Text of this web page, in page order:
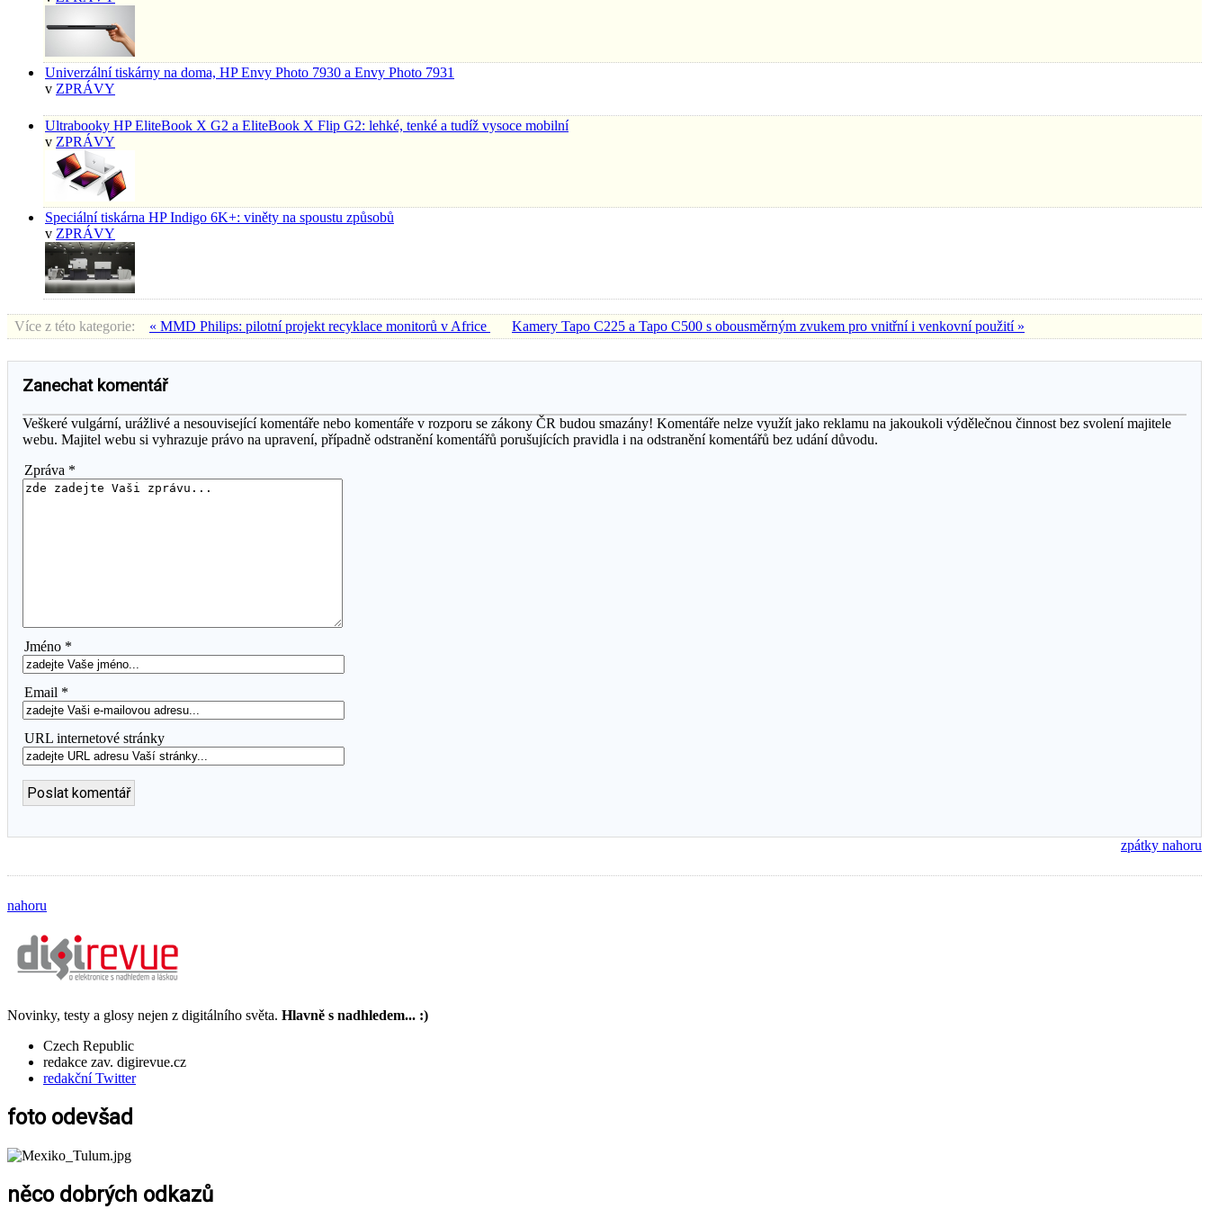
Univerzální tiskárny na doma, HP Envy Photo 7930 a Envy Photo 7931
v ZPRÁVY
Ultrabooky HP EliteBook X G2 a EliteBook X Flip G2: lehké, tenké a tudíž vysoce mobilní
v ZPRÁVY
Speciální tiskárna HP Indigo 6K+: viněty na spoustu způsobů
v ZPRÁVY
Více z této kategorie: « MMD Philips: pilotní projekt recyklace monitorů v Africe Kamery Tapo C225 a Tapo C500 s obousměrným zvukem pro vnitřní i venkovní použití »
Zanechat komentář
Veškeré vulgární, urážlivé a nesouvisející komentáře nebo komentáře v rozporu se zákony ČR budou smazány! Komentáře nelze využít jako reklamu na jakoukoli výdělečnou činnost bez svolení majitele
webu. Majitel webu si vyhrazuje právo na upravení, případně odstranění komentářů porušujících pravidla i na odstranění komentářů bez udání důvodu.
Zpráva *
Jméno *
Email *
URL internetové stránky
zpátky nahoru
nahoru
Novinky, testy a glosy nejen z digitálního světa. Hlavně s nadhledem... :)
Czech Republic
redakce zav. digirevue.cz
redakční Twitter
foto odevšad
něco dobrých odkazů